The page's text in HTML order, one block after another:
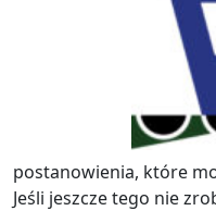
postanowienia, które
Jeśli jeszcze tego nie